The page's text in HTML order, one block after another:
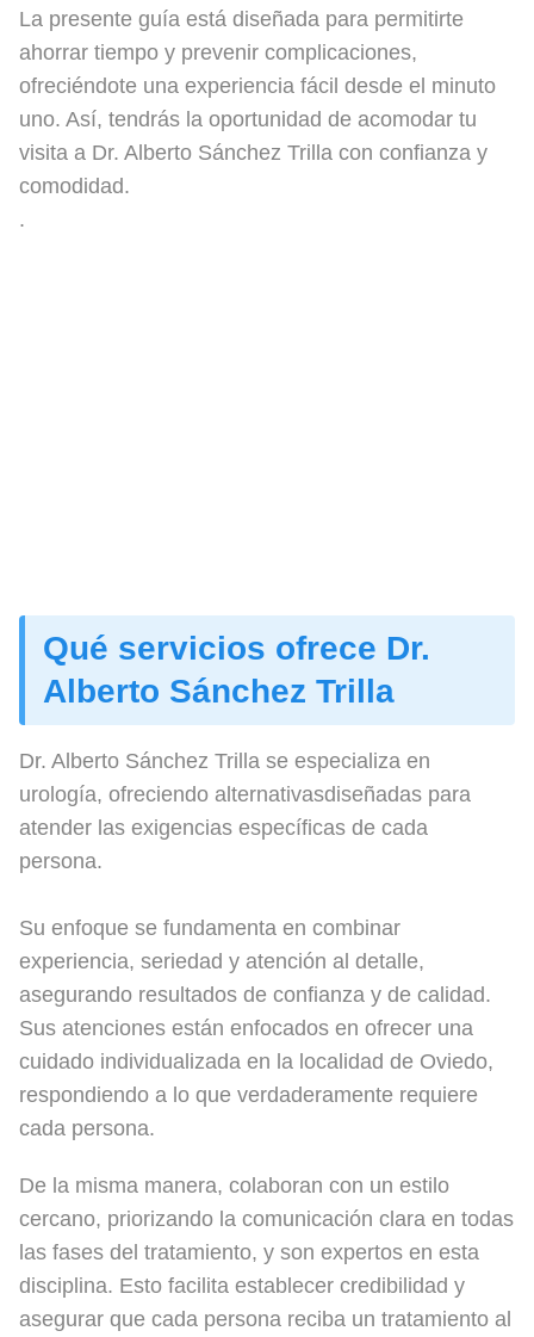
La presente guía está diseñada para permitirte
ahorrar tiempo y prevenir complicaciones,
ofreciéndote una experiencia fácil desde el minuto
uno. Así, tendrás la oportunidad de acomodar tu
visita a Dr. Alberto Sánchez Trilla con confianza y
comodidad.
.
Qué servicios ofrece Dr.
Alberto Sánchez Trilla
Dr. Alberto Sánchez Trilla se especializa en
urología, ofreciendo alternativasdiseñadas para
atender las exigencias específicas de cada
persona.
Su enfoque se fundamenta en combinar
experiencia, seriedad y atención al detalle,
asegurando resultados de confianza y de calidad.
Sus atenciones están enfocados en ofrecer una
cuidado individualizada en la localidad de Oviedo,
respondiendo a lo que verdaderamente requiere
cada persona.
De la misma manera, colaboran con un estilo
cercano, priorizando la comunicación clara en todas
las fases del tratamiento, y son expertos en esta
disciplina. Esto facilita establecer credibilidad y
asegurar que cada persona reciba un tratamiento al